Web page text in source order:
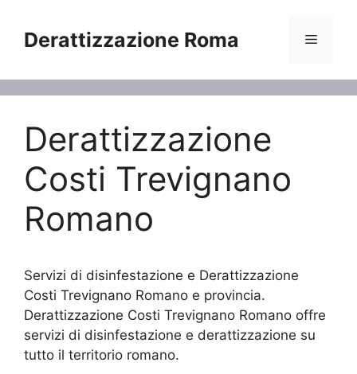
contenuto
Derattizzazione Roma Menu
Derattizzazione
Costi Trevignano
Romano
Servizi di disinfestazione e Derattizzazione
Costi Trevignano Romano e provincia.
Derattizzazione Costi Trevignano Romano offre
servizi di disinfestazione e derattizzazione su
tutto il territorio romano.